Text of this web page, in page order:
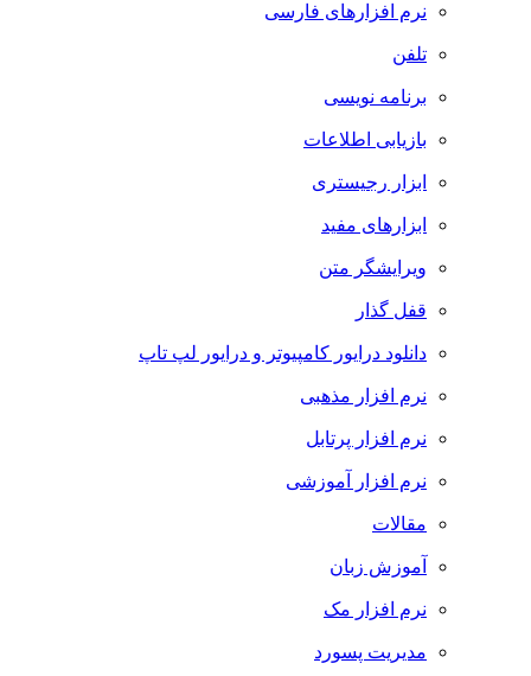
نرم افزارهای فارسی
تلفن
برنامه نویسی
بازیابی اطلاعات
ابزار رجیستری
ابزارهای مفید
ویرایشگر متن
قفل گذار
دانلود درایور کامپیوتر و درایور لپ تاپ
نرم افزار مذهبی
نرم افزار پرتابل
نرم افزار آموزشی
مقالات
آموزش زبان
نرم افزار مک
مدیریت پسورد